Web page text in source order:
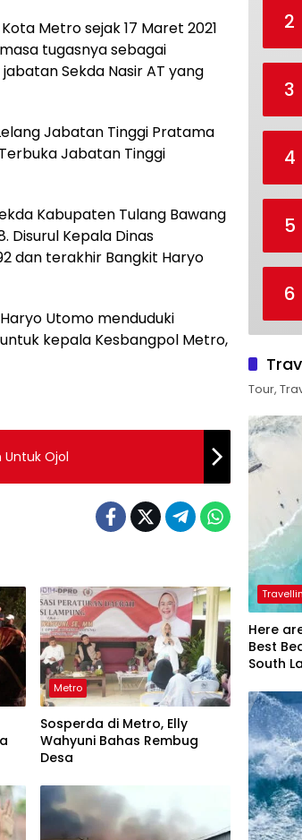
Metro sejak 17 Maret 2021
tugasnya sebagai
Sekda Nasir AT yang
Jabatan Tinggi Pratama
Jabatan Tinggi
Kabupaten Tulang Bawang
Disurul Kepala Dinas
dan terakhir Bangkit Haryo
Utomo menduduki
kepala Kesbangpol Metro,
Untuk Ojol
Metro
Sosperda di Metro, Elly
Wahyuni Bahas Rembug
Desa
2
3
4
5
6
Tour,
Here
Best
South